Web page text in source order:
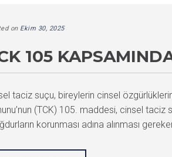
on Ekim 30, 2025
105
taciz suçu, bireylerin cinsel
(TCK) 105. maddesi, cinsel taciz
korunması adına alınması